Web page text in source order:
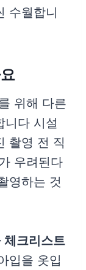
수월합니
위해 다른
니다 시설
촬영 전 직
우려된다
영하는 것
체크리스트
입을 옷입